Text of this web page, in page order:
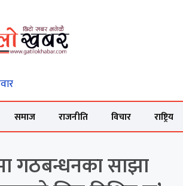
समाज राजनीति विचार राष्ट्रिय
गठबन्धनका साझा